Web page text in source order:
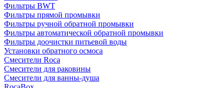
Фильтры BWT
Фильтры прямой промывки
Фильтры ручной обратной промывки
Фильтры автоматической обратной промывки
Фильтры доочистки питьевой воды
Установки обратного осмоса
Смесители Roca
Смесители для раковины
Смесители для ванны-душа